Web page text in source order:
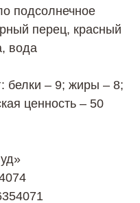
подсолнечное
перец, красный
вода
белки – 9; жиры – 8;
ценность – 50